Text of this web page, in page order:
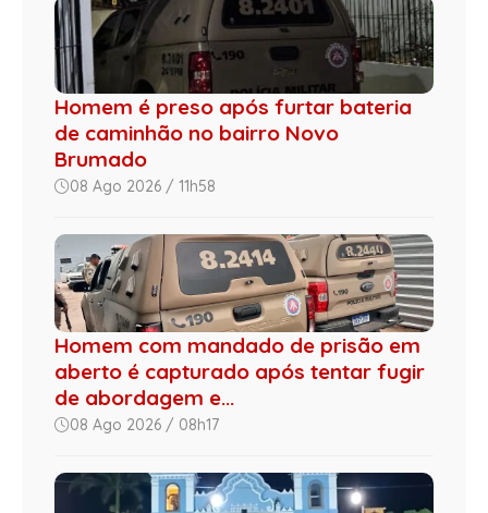
Homem é preso após furtar bateria
de caminhão no bairro Novo
Brumado
08 Ago 2026 / 11h58
Homem com mandado de prisão em
aberto é capturado após tentar fugir
de abordagem e...
08 Ago 2026 / 08h17